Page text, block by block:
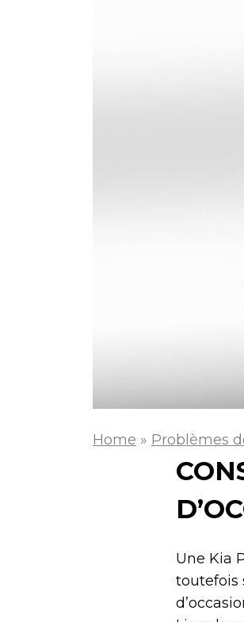
Home » Problèmes
Une Kia
toutefois